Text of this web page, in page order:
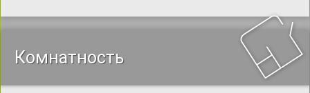
Комнатность